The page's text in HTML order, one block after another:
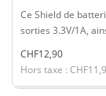
Ce Shield de
sorties 3.3V/1A,
CHF12,90
Hors taxe :